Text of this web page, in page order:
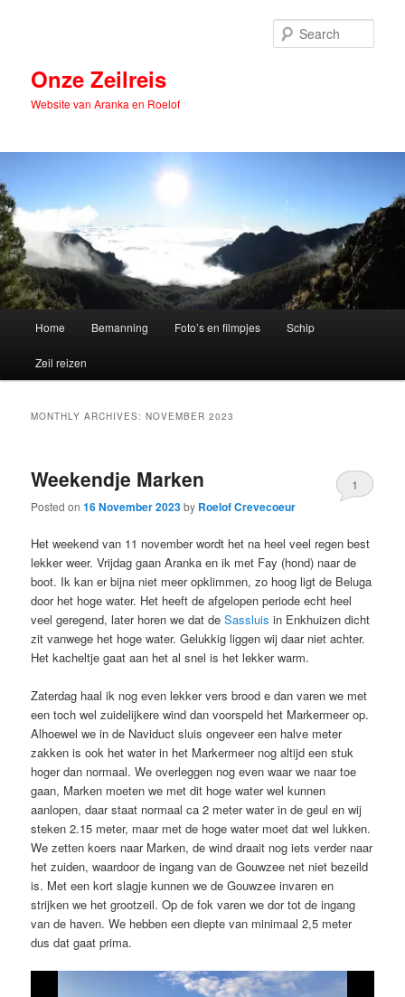
Onze Zeilreis
Website van Aranka en Roelof
Home Bemanning Foto’s en filmpjes Schip
Zeil reizen
MONTHLY ARCHIVES:NOVEMBER 2023
Weekendje Marken
Posted on16 November 2023by Roelof Crevecoeur
1
Het weekend van 11 november wordt het na heel veel regen best
lekker weer. Vrijdag gaan Aranka en ik met Fay (hond) naar de
boot. Ik kan er bijna niet meer opklimmen, zo hoog ligt de Beluga
door het hoge water. Het heeft de afgelopen periode echt heel
veel geregend, later horen we dat deSassluisin Enkhuizen dicht
zit vanwege het hoge water. Gelukkig liggen wij daar niet achter.
Het kacheltje gaat aan het al snel is het lekker warm.
Zaterdag haal ik nog even lekker vers brood e dan varen we met
een toch wel zuidelijkere wind dan voorspeld het Markermeer op.
Alhoewel we in de Naviduct sluis ongeveer een halve meter
zakken is ook het water in het Markermeer nog altijd een stuk
hoger dan normaal. We overleggen nog even waar we naar toe
gaan, Marken moeten we met dit hoge water wel kunnen
aanlopen, daar staat normaal ca 2 meter water in de geul en wij
steken 2.15 meter, maar met de hoge water moet dat wel lukken.
We zetten koers naar Marken, de wind draait nog iets verder naar
het zuiden, waardoor de ingang van de Gouwzee net niet bezeild
is. Met een kort slagje kunnen we de Gouwzee invaren en
strijken we het grootzeil. Op de fok varen we dor tot de ingang
van de haven. We hebben een diepte van minimaal 2,5 meter
dus dat gaat prima.